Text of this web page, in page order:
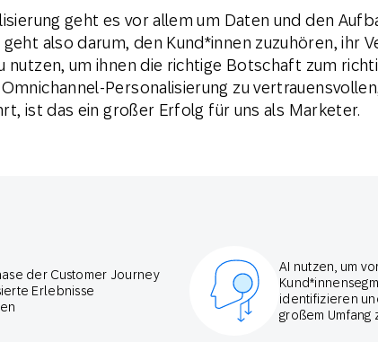
geht es vor allem um Daten und den
geht also darum, den Kund*innen zuzuhören, ihr
nutzen, um ihnen die richtige Botschaft zum
Omnichannel-Personalisierung zu
ist das ein großer Erfolg für uns als Marketer.
der Customer Journey
Erlebnisse
AI nutzen, um
identifizieren
großem